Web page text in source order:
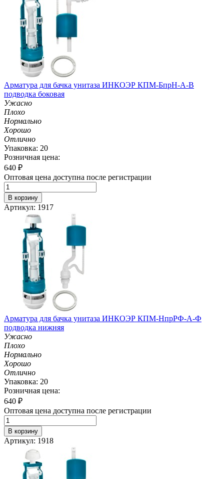
Арматура для бачка унитаза ИНКОЭР КПМ-БпрН-А-В
подводка боковая
Ужасно
Плохо
Нормально
Хорошо
Отлично
Упаковка: 20
Розничная цена:
640 ₽
Оптовая цена доступна после регистрации
В корзину
Артикул: 1917
Арматура для бачка унитаза ИНКОЭР КПМ-НпрРФ-А-Ф
подводка нижняя
Ужасно
Плохо
Нормально
Хорошо
Отлично
Упаковка: 20
Розничная цена:
640 ₽
Оптовая цена доступна после регистрации
В корзину
Артикул: 1918